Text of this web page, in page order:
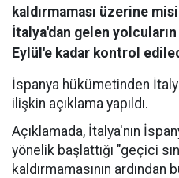
kaldırmaması üzerine
İtalya'dan gelen
Eylül'e kadar kontrol
İspanya hükümetinden
ilişkin açıklama yapıldı.
Açıklamada, İtalya'nın
yönelik başlattığı "geçici
kaldırmamasının ardından